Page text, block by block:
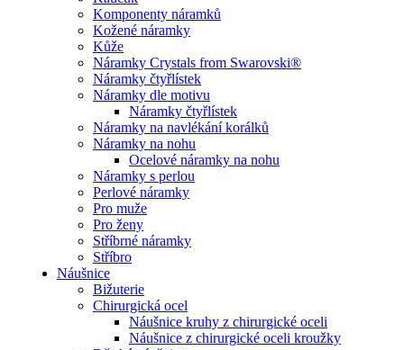
Komponenty náramků
Kožené náramky
Kůže
Náramky Crystals from Swarovski®
Náramky čtyřlístek
Náramky dle motivu
Náramky čtyřlístek
Náramky na navlékání korálků
Náramky na nohu
Ocelové náramky na nohu
Náramky s perlou
Perlové náramky
Pro muže
Pro ženy
Stříbrné náramky
Stříbro
Náušnice
Bižuterie
Chirurgická ocel
Náušnice kruhy z chirurgické oceli
Náušnice z chirurgické oceli kroužky